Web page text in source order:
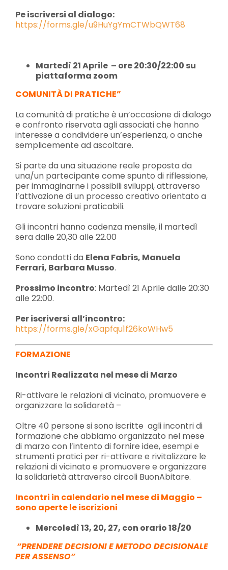
Pe iscriversi al dialogo:
https://forms.gle/u9HuYgYmCTWbQWT68
Martedì 21 Aprile – ore 20:30/22:00 su
piattaforma zoom
COMUNITÀ DI PRATICHE”
La comunità di pratiche è un’occasione di dialogo
e confronto riservata agli associati che hanno
interesse a condividere un’esperienza, o anche
semplicemente ad ascoltare.
Si parte da una situazione reale proposta da
una/un partecipante come spunto di riflessione,
per immaginarne i possibili sviluppi, attraverso
l’attivazione di un processo creativo orientato a
trovare soluzioni praticabili.
Gli incontri hanno cadenza mensile, il martedì
sera dalle 20,30 alle 22.00
Sono condotti da Elena Fabris, Manuela
Ferrari, Barbara Musso.
Prossimo incontro: Martedì 21 Aprile dalle 20:30
alle 22:00.
Per iscriversi all’incontro:
https://forms.gle/xGapfqu1f26koWHw5
FORMAZIONE
Incontri Realizzata nel mese di Marzo
Ri-attivare le relazioni di vicinato, promuovere e
organizzare la solidaretà –
Oltre 40 persone si sono iscritte agli incontri di
formazione che abbiamo organizzato nel mese
di marzo con l’intento di fornire idee, esempi e
strumenti pratici per ri-attivare e rivitalizzare le
relazioni di vicinato e promuovere e organizzare
la solidarietà attraverso circoli BuonAbitare.
Incontri in calendario nel mese di Maggio –
sono aperte le iscrizioni
Mercoledì 13, 20, 27, con orario 18/20
“PRENDERE DECISIONI E METODO DECISIONALE
PER ASSENSO”